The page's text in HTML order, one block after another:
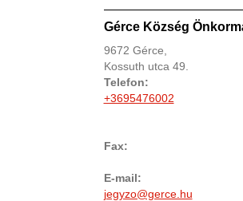
Gérce Község
9672 Gérce,
Kossuth utca 49.
Telefon:
+3695476002
Fax:
E-mail:
jegyzo@gerce.hu